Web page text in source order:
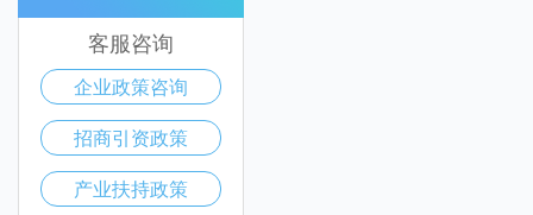
客服咨询
企业政策咨询
招商引资政策
产业扶持政策